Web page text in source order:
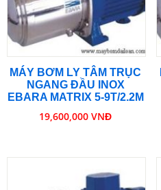
MÁY BƠM LY TÂM TRỤC
NGANG ĐẦU INOX
EBARA MATRIX 5-9T/2.2M
19,600,000 VNĐ